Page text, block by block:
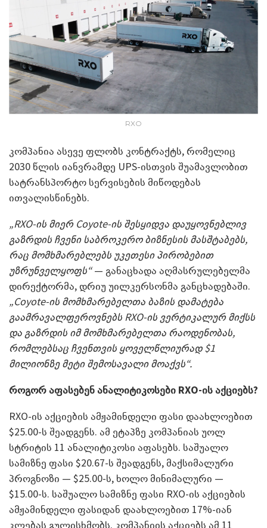
RXO
კომპანია ასევე ფლობს კონტრაქტს, რომელიც
2030 წლის იანვრამდე UPS-ისთვის შუამავლობით
სატრანსპორტო სერვისების მიწოდებას
ითვალისწინებს.
„RXO-ის მიერ Coyote-ის შესყიდვა დაუყოვნებლივ
გაზრდის ჩვენი საბროკერო ბიზნესის მასშტაბებს,
რაც მომხმარებლებს უკეთესი პირობებით
უზრუნველყოფს“— განაცხადა აღმასრულებელმა
დირექტორმა, დრიუ უილკერსონმა განცხადებაში.
„Coyote-ის მომხმარებელთა ბაზის დამატება
გაამრავალფეროვნებს RXO-ის ვერტიკალურ მიქსს
და გაზრდის იმ მომხმარებელთა რაოდენობას,
რომლებსაც ჩვენთვის ყოველწლიურად $1
მილიონზე მეტი შემოსავალი მოაქვს“.
როგორ აფასებენ ანალიტიკოსები RXO-ის აქციებს?
RXO-ის აქციების ამჟამინდელი ფასი დაახლოებით
$25.00-ს შეადგენს. ამ ეტაპზე კომპანიას უოლ
სტრიტის 11 ანალიტიკოსი აფასებს. საშუალო
სამიზნე ფასი $20.67-ს შეადგენს, მაქსიმალური
პროგნოზი — $25.00-ს, ხოლო მინიმალური —
$15.00-ს. საშუალო სამიზნე ფასი RXO-ის აქციების
ამჟამინდელი ფასიდან დაახლოებით 17%-იან
კლებას გულისხმობს. კომპანიის აქციებს ამ 11